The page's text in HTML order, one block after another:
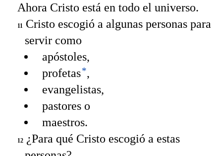
Ahora Cristo está en todo el universo.
11 Cristo escogió a algunas personas para
servir como
apóstoles,
profetas*,
evangelistas,
pastores o
maestros.
12 ¿Para qué Cristo escogió a estas